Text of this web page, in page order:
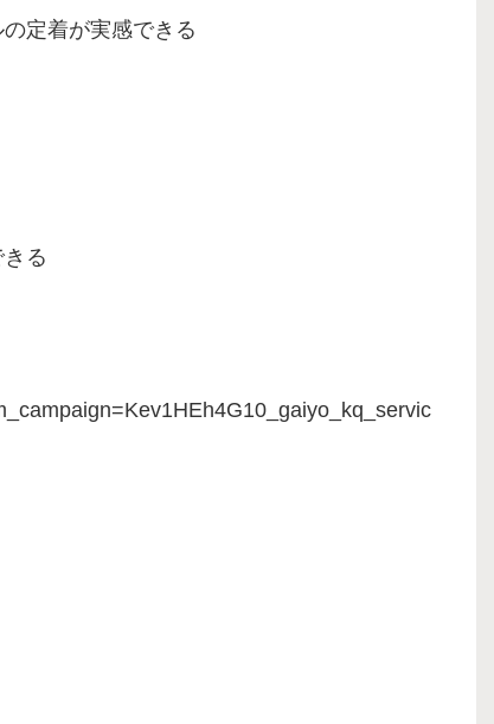
定着が実感できる
る